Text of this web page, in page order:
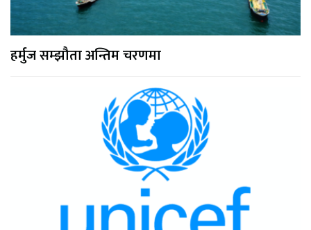
हर्मुज सम्झौता अन्तिम चरणमा